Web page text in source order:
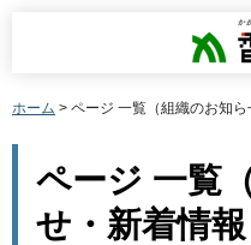
ホーム > ページ 一覧（組織のお知ら
ページ 一覧
せ・新着情報